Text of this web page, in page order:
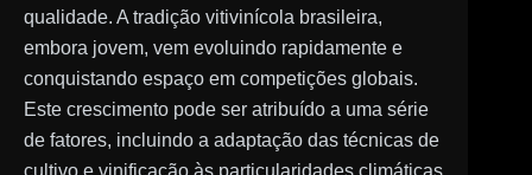
qualidade. A tradição vitivinícola brasileira,
embora jovem, vem evoluindo rapidamente e
conquistando espaço em competições globais.
Este crescimento pode ser atribuído a uma série
de fatores, incluindo a adaptação das técnicas de
cultivo e vinificação às particularidades climáticas